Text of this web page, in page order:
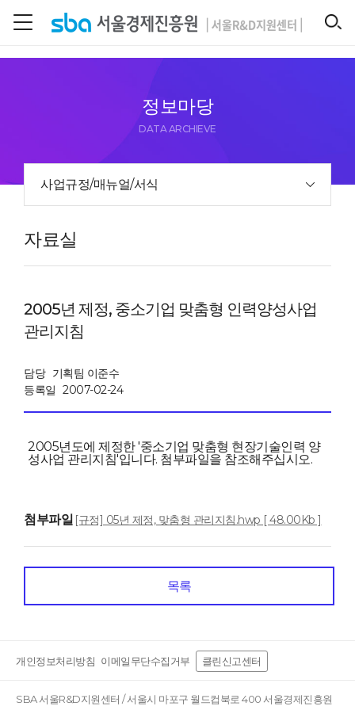
정보마당
DATA ARCHIEVE
사업규정/매뉴얼/서식
자료실
2005년 제정, 중소기업 맞춤형 인력양성사업
관리지침
담당 기획팀 이준수
등록일 2007-02-24
2005년도에 제정한 '중소기업 맞춤형 현장기술인력 양
성사업 관리지침'입니다. 첨부파일을 참조해주십시오.
첨부파일 [규정] 05년 제정, 맞춤형 관리지침.hwp [ 48.00Kb ]
목록
개인정보처리방침 이메일무단수집거부 클린신고센터
SBA 서울R&D지원센터 / 서울시 마포구 월드컵북로 400 서울경제진흥원